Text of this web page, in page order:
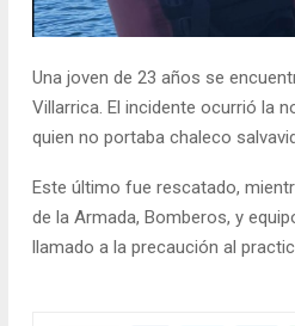
Una joven de 23 años se
Villarrica. El incidente ocurrió la
quien no portaba chaleco
Este último fue rescatado,
de la Armada, Bomberos, y
llamado a la precaución al